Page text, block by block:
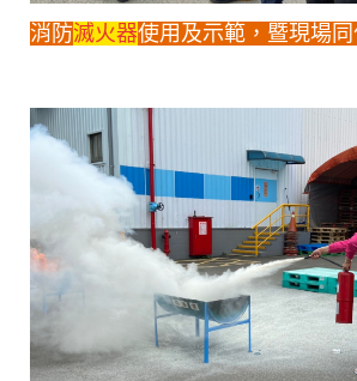
消防滅火器使用及示範，暨現場